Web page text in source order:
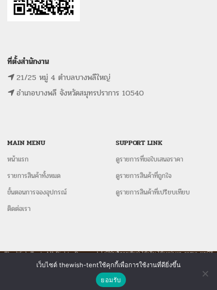
ที่ตั้งสำนักงาน
21/25 หมู่ 4 ตำบลบางพลีใหญ่
อำเภอบางพลี จังหวัดสมุทรปราการ 10540
MAIN MENU
หน้าแรก
รายการสินค้าทั้งหมด
ขั้นตอนการจองอุปกรณ์
ติดต่อเรา
SUPPORT LINK
ดูรายการที่ขอใบเสนอราคา
ดูรายการสินค้าที่ถูกใจ
ดูรายการสินค้าที่เปรียบเทียบ
The Wish Tent. All Rights Reserved. | ผู้ให้บริการเต็นท์ โต๊ะจีน โต๊ะหมู่บูชา-อาสนะ ชุดพิธี
งานแต่ง รวมถึงอุปกรณ์ต่างๆมากกว่า 100 รายการ ให้บริการทั้งในกรุงเทพและต่างจังหวัด
เว็บไซต์ thewish-tentใช้คุกกี้เพื่อการใช้งานที่ดียิ่งขึ้น
ยอมรับ
ติดต่อเรา